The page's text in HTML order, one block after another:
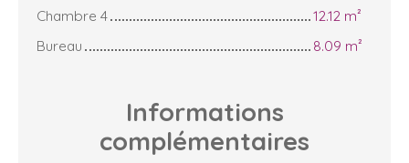
Chambre 4
12.12 m²
Bureau
8.09 m²
Informations
complémentaires